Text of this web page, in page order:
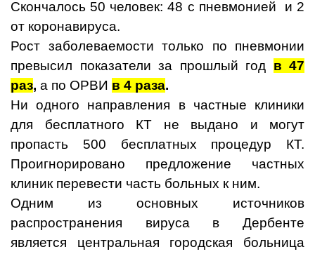
Скончалось 50 человек: 48 с пневмонией и 2
от коронавируса.
Рост заболеваемости только по пневмонии
превысил показатели за прошлый год в 47
раз, а по ОРВИ в 4 раза.
Ни одного направления в частные клиники
для бесплатного КТ не выдано и могут
пропасть 500 бесплатных процедур КТ.
Проигнорировано предложение частных
клиник перевести часть больных к ним.
Одним из основных источников
распространения вируса в Дербенте
является центральная городская больница